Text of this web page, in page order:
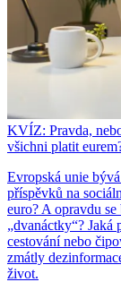
KVÍZ: Pravda,
všichni platit
Evropská unie
příspěvků na
euro? A opravdu
„dvanáctky“?
cestování nebo
zmátly
život.